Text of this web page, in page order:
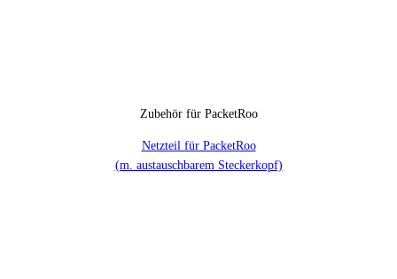
Zubehör für PacketRoo
Netzteil für PacketRoo
(m. austauschbarem Steckerkopf)